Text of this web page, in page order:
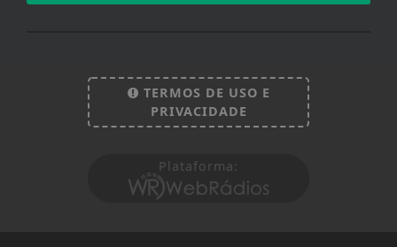
TERMOS DE USO E
PRIVACIDADE